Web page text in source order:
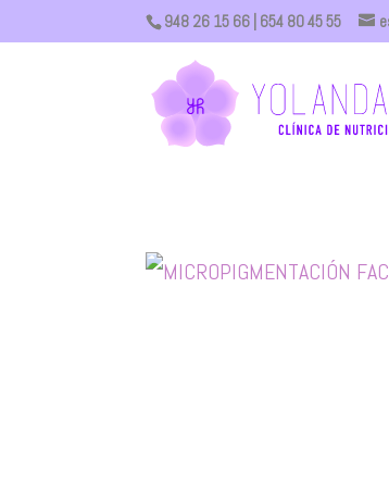
948 26 15 66 | 654 80 45 55